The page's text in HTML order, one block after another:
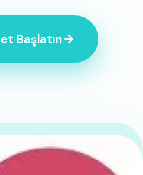
Başlatın